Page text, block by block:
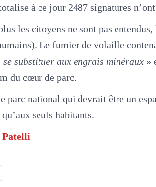
à ce jour 2487 signatures
les citoyens ne sont pas
Le fumier de volaille
se substituer aux engrais minéraux »
du cœur de parc.
parc national qui devrait être un
seuls habitants.
Patelli